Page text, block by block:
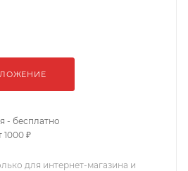
- бесплатно
1000 ₽
для интернет-магазина и